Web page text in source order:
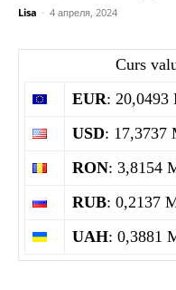
Lisa - 4 апреля, 2024
Curs
EUR: 20,0493
USD: 17,3737
RON: 3,8154
RUB: 0,2137
UAH: 0,3881